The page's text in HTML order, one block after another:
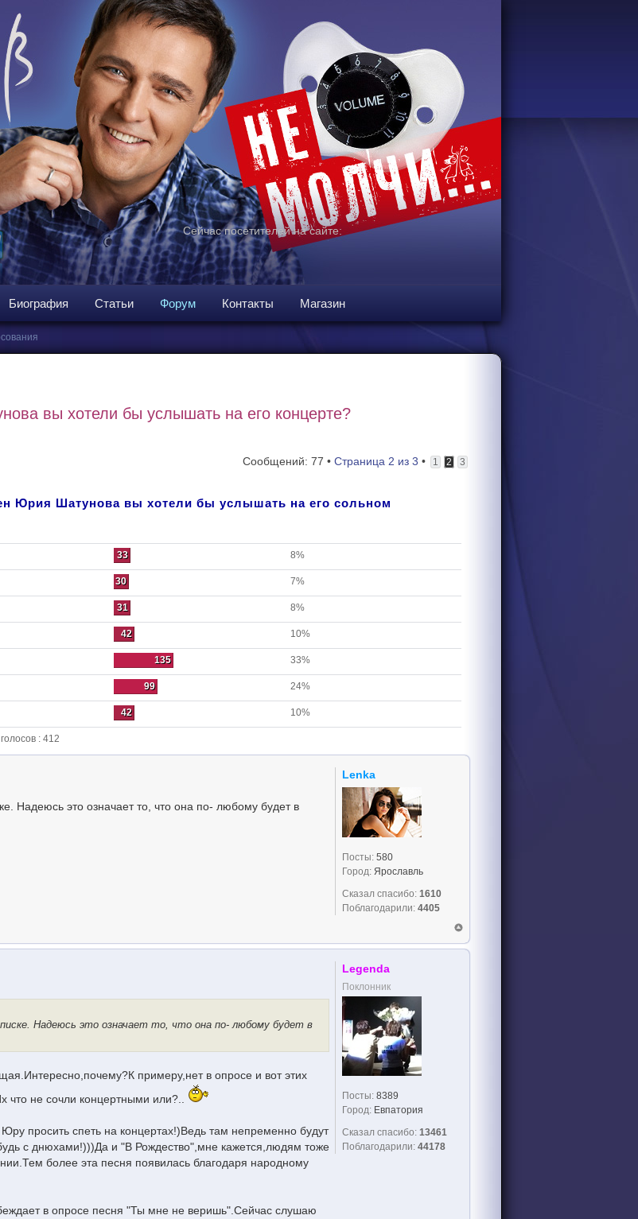
Сейчас посетителей на сайте:
Биография Статьи Форум Контакты Магазин
вы хотели бы услышать на его концерте?
Сообщений: 77 • Страница 2 из 3 • 1 2 3
Юрия Шатунова вы хотели бы услышать на его сольном
33 8%
30 7%
31 8%
42 10%
135 33%
99 24%
42 10%
: 412
Надеюсь это означает то, что она по- любому будет в
Lenka
Посты: 580
Город: Ярославль
Сказал спасибо: 1610
Поблагодарили: 4405
Надеюсь это означает то, что она по- любому будет в
примеру,нет в опросе и вот этих
не сочли концертными или?..
просить спеть на концертах!)Ведь там непременно будут
с днюхами!)))Да и "В Рождество",мне кажется,людям тоже
более эта песня появилась благодаря народному
в опросе песня "Ты мне не веришь".Сейчас слушаю
Legenda
Поклонник
Посты: 8389
Город: Евпатория
Сказал спасибо: 13461
Поблагодарили: 44178